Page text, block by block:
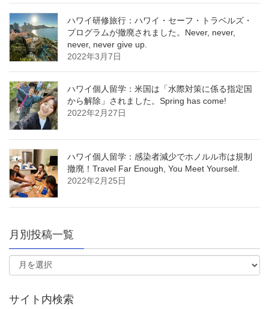
ハワイ研修旅行：ハワイ・セーフ・トラベルズ・
プログラムが撤廃されました。Never, never,
never, never give up.
2022年3月7日
ハワイ個人留学：米国は「水際対策に係る指定国
から解除」されました。Spring has come!
2022年2月27日
ハワイ個人留学：感染者減少でホノルル市は規制
撤廃！Travel Far Enough, You Meet Yourself.
2022年2月25日
月別投稿一覧
サイト内検索